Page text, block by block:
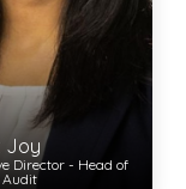
Joy
Director - Head of
Audit